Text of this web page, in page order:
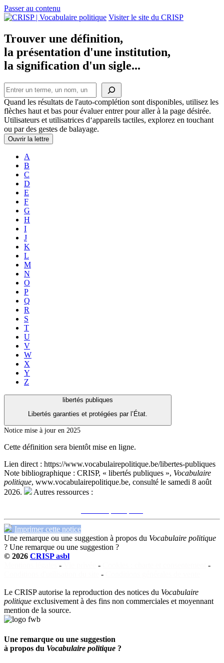
Passer au contenu
Navigation
principale
Visiter le site du CRISP
Trouver une définition,
la présentation d'une institution,
la signification d'un sigle...
Rechercher
Quand les résultats de l'auto-complétion sont disponibles, utilisez les
flèches haut et bas pour évaluer entrer pour aller à la page désirée.
Utilisateurs et utilisatrices d‘appareils tactiles, explorez en touchant
ou par des gestes de balayage.
Ouvrir la lettre
A
B
C
D
E
F
G
H
I
J
K
L
M
N
O
P
Q
R
S
T
U
V
W
X
Y
Z
libertés publiques
Libertés garanties et protégées par l’État.
Notice mise à jour en 2025
Cette définition sera bientôt mise en ligne.
Lien direct : https://www.vocabulairepolitique.be/libertes-publiques
Note bibliographique : CRISP, « libertés publiques », Vocabulaire
politique, www.vocabulairepolitique.be, consulté le samedi 8 août
2026.
Autres ressources :
Imprimer cette notice
Une remarque ou une suggestion à propos du Vocabulaire politique
? Une remarque ou une suggestion ?
© 2026 CRISP asbl
- -
-
-
Le CRISP autorise la reproduction des notices du Vocabulaire
politique exclusivement à des fins non commerciales et moyennant
mention de la source.
Une remarque ou une suggestion
à propos du Vocabulaire politique ?